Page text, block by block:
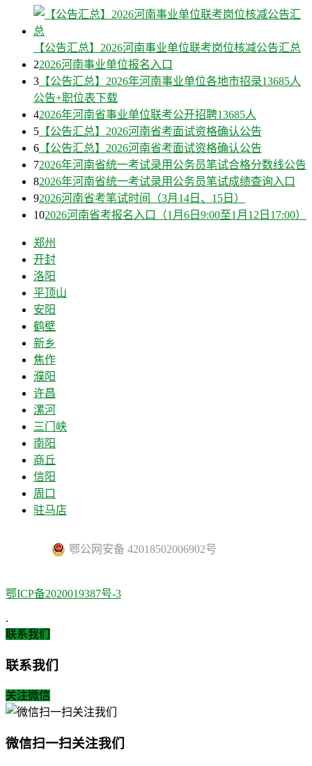
【公告汇总】2026河南事业单位联考岗位核减公告汇总
22026河南事业单位报名入口
3 【公告汇总】2026年河南事业单位各地市招录13685人
公告+职位表下载
42026年河南省事业单位联考公开招聘13685人
5 【公告汇总】2026河南省考面试资格确认公告
6 【公告汇总】2026河南省考面试资格确认公告
72026年河南省统一考试录用公务员笔试合格分数线公告
82026年河南省统一考试录用公务员笔试成绩查询入口
92026河南省考笔试时间（3月14日、15日）
102026河南省考报名入口（1月6日9:00至1月12日17:00）
郑州
开封
洛阳
平顶山
安阳
鹤壁
新乡
焦作
濮阳
许昌
漯河
三门峡
南阳
商丘
信阳
周口
驻马店
鄂公网安备 42018502006902号
鄂ICP备2020019387号-3
.
联系我们
联系我们
关注微信
微信扫一扫关注我们